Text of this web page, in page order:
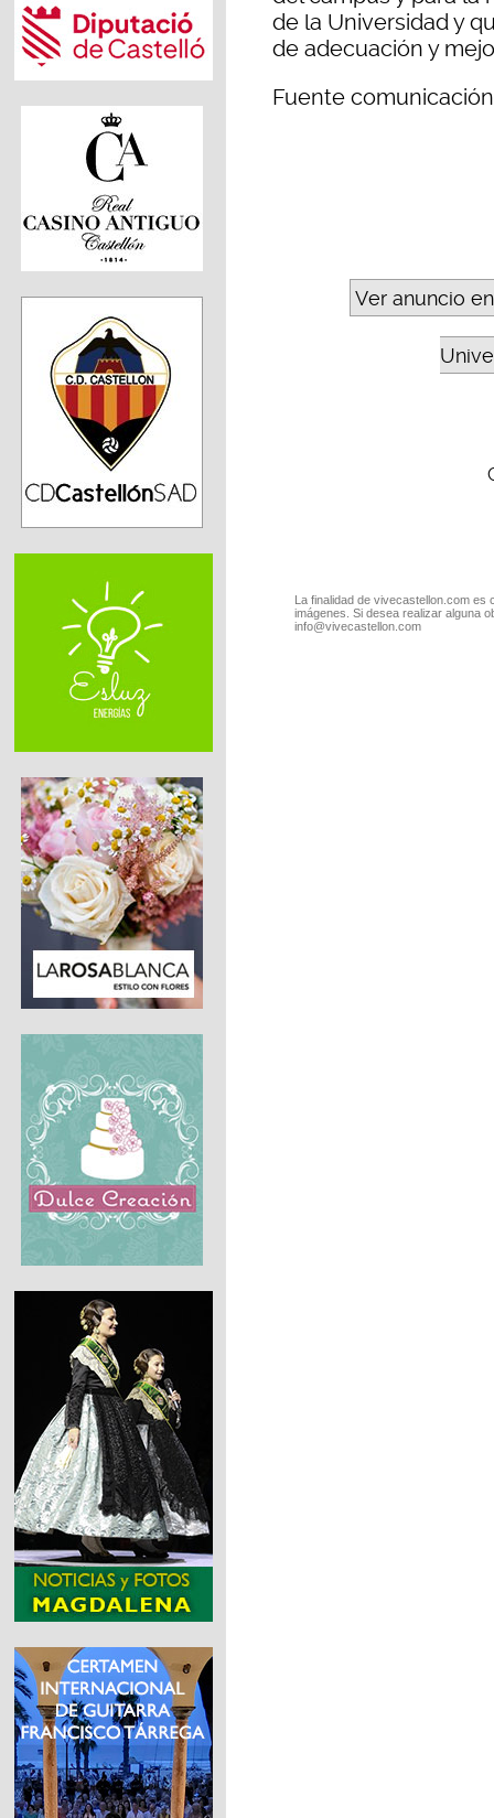
de la Universidad y
de adecuación y
Fuente
Ver anuncio
La finalidad de vivecastellon.com
imágenes. Si desea realizar alguna
info@vivecastellon.com